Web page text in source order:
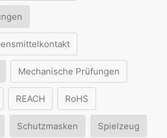
Mechanische Prüfungen
REACH RoHS
Schutzmasken Spielzeug